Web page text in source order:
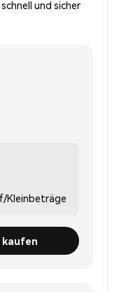
und sicher
Kleinbeträge